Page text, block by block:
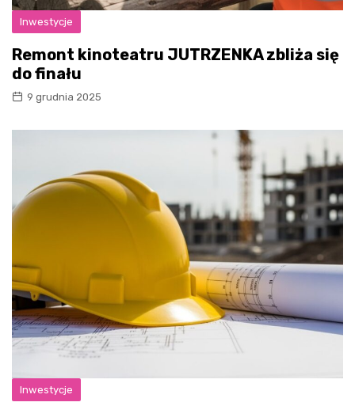
Inwestycje
Remont kinoteatru JUTRZENKA zbliża się
do finału
9 grudnia 2025
Inwestycje